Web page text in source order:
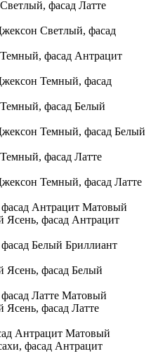
Светлый, фасад
Темный, фасад
Темный, фасад Белый
Темный, фасад Латте
Ясень, фасад Антрацит
Ясень, фасад Белый
фасад Латте
фасад Антрацит